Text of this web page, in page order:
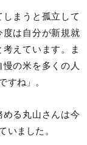
しまうと孤立して
度は自分が新規就
えています。ま
の米を多くの人
すね」。
める丸山さんは今
いました。